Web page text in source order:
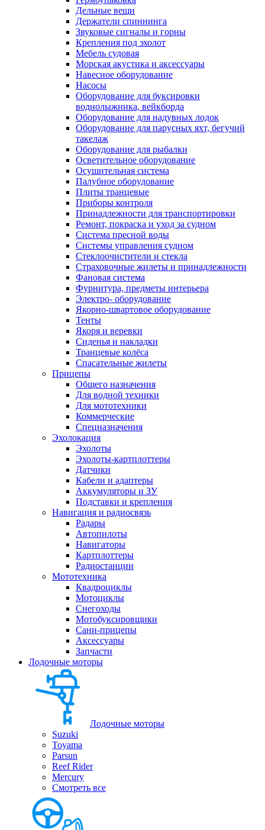
Дельные вещи
Держатели спиннинга
Звуковые сигналы и горны
Крепления под эхолот
Мебель судовая
Морская акустика и аксессуары
Навесное оборудование
Насосы
Оборудование для буксировки
воднолыжника, вейкборда
Оборудование для надувных лодок
Оборудование для парусных яхт, бегучий
такелаж
Оборудование для рыбалки
Осветительное оборудование
Осушительная система
Палубное оборудование
Плиты транцевые
Приборы контроля
Принадлежности для транспортировки
Ремонт, покраска и уход за судном
Система пресной воды
Системы управления судном
Стеклоочистители и стекла
Страховочные жилеты и принадлежности
Фановая система
Фурнитура, предметы интерьера
Электро- оборудование
Якорно-швартовое оборудование
Тенты
Якоря и веревки
Сиденья и накладки
Транцевые колёса
Спасательные жилеты
Прицепы
Общего назначения
Для водной техники
Для мототехники
Коммерческие
Спецназначения
Эхолокация
Эхолоты
Эхолоты-картплоттеры
Датчики
Кабели и адаптеры
Аккумуляторы и ЗУ
Подставки и крепления
Навигация и радиосвязь
Радары
Автопилоты
Навигаторы
Картплоттеры
Радиостанции
Мототехника
Квадроциклы
Мотоциклы
Снегоходы
Мотобуксировщики
Сани-прицепы
Аксессуары
Запчасти
Лодочные моторы
Лодочные моторы
Suzuki
Toyama
Parsun
Reef Rider
Mercury
Смотреть все